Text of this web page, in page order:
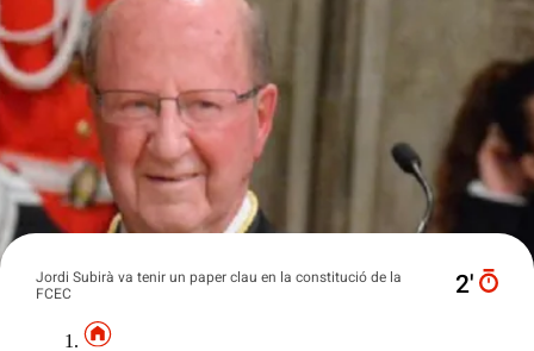
Jordi Subirà va tenir un paper clau en la constitució de la
FCEC
2′